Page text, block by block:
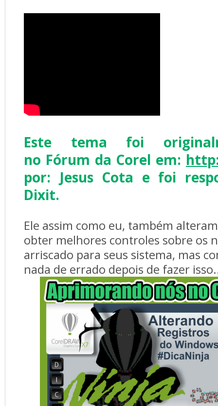
Este tema foi
no Fórum da Corel em:
por: Jesus Cota e foi
Dixit.
Ele assim como eu, também
obter melhores controles sobre os
arriscado para seus sistema, mas
nada de errado depois de fazer